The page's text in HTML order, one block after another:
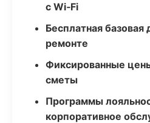
с Wi‑Fi
Бесплатная базовая
ремонте
Фиксированные
сметы
Программы
корпоративное